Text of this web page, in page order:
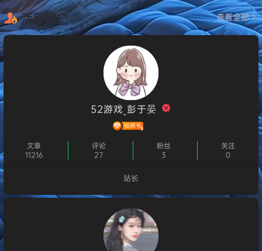
活跃用户 查看全部
52游戏_彭于晏
文章
11216
评论
27
粉丝
3
关注
0
站长
个人主页